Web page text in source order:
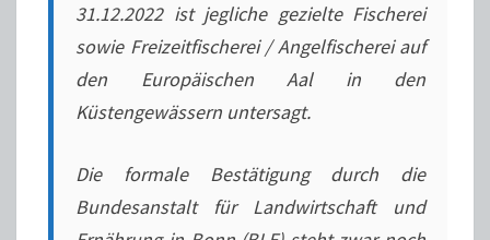
31.12.2022 ist jegliche gezielte Fischerei
sowie Freizeitfischerei / Angelfischerei auf
den Europäischen Aal in den
Küstengewässern untersagt.
Die formale Bestätigung durch die
Bundesanstalt für Landwirtschaft und